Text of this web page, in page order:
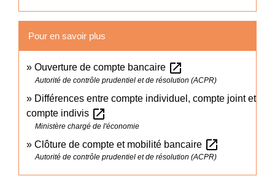
Pour en savoir plus
Ouverture de compte bancaire open_in_new
Autorité de contrôle prudentiel et de résolution (ACPR)
Différences entre compte individuel, compte joint et
compte indivis open_in_new
Ministère chargé de l'économie
Clôture de compte et mobilité bancaire open_in_new
Autorité de contrôle prudentiel et de résolution (ACPR)